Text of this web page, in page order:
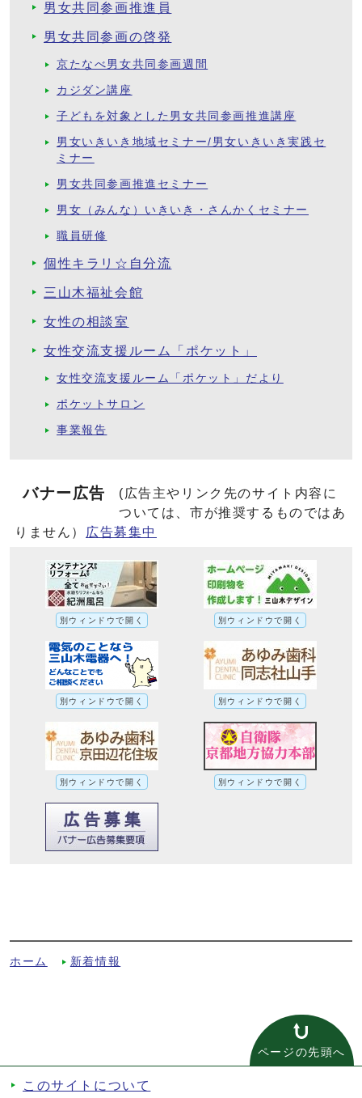
男女共同参画推進員
男女共同参画の啓発
京たなべ男女共同参画週間
カジダン講座
子どもを対象とした男女共同参画推進講座
男女いきいき地域セミナー/男女いきいき実践セ
ミナー
男女共同参画推進セミナー
男女（みんな）いきいき・さんかくセミナー
職員研修
個性キラリ☆自分流
三山木福祉会館
女性の相談室
女性交流支援ルーム「ポケット」
女性交流支援ルーム「ポケット」だより
ポケットサロン
事業報告
バナー広告
(広告主やリンク先のサイト内容に
ついては、市が推奨するものではあ
りません）
広告募集中
別ウィンドウで開く 別ウィンドウで開く
別ウィンドウで開く 別ウィンドウで開く
別ウィンドウで開く 別ウィンドウで開く
ホーム 新着情報
ページの先頭へ
このサイトについて